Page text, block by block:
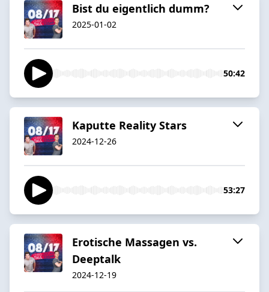
Bist du eigentlich dumm?
2025-01-02
50:42
Kaputte Reality Stars
2024-12-26
53:27
Erotische Massagen vs.
Deeptalk
2024-12-19